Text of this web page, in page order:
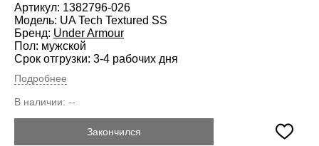
Артикул: 1382796-026
Модель: UA Tech Textured SS
Бренд: Under Armour
Пол: мужской
Срок отгрузки: 3-4 рабочих дня
Подробнее
В наличии: --
Закончился